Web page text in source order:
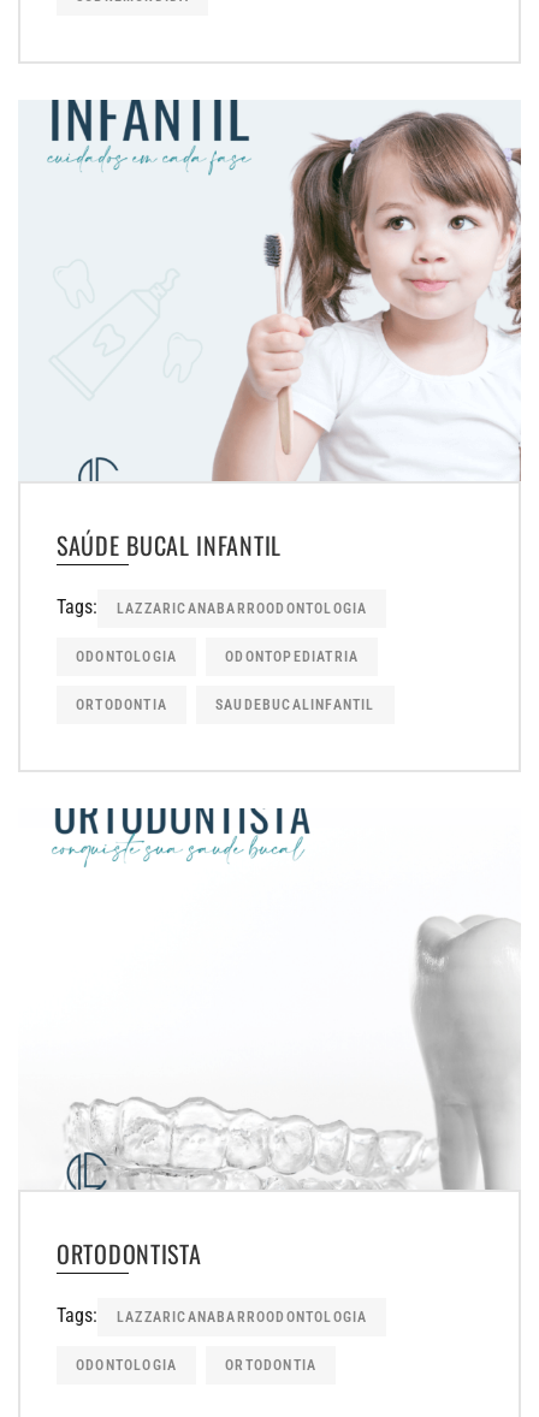
SAÚDE BUCAL INFANTIL
Tags: LAZZARICANABARROODONTOLOGIA
ODONTOLOGIA ODONTOPEDIATRIA
ORTODONTIA SAUDEBUCALINFANTIL
ORTODONTISTA
Tags: LAZZARICANABARROODONTOLOGIA
ODONTOLOGIA ORTODONTIA